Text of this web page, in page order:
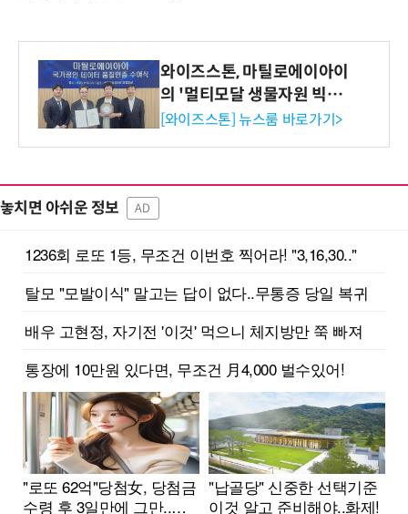
와이즈스톤, 마틸로에이아이
의 '멀티모달 생물자원 빅데
이터'에 DQ인증 최고 등급
[와이즈스톤] 뉴스룸 바로가기>
놓치면 아쉬운 정보 AD